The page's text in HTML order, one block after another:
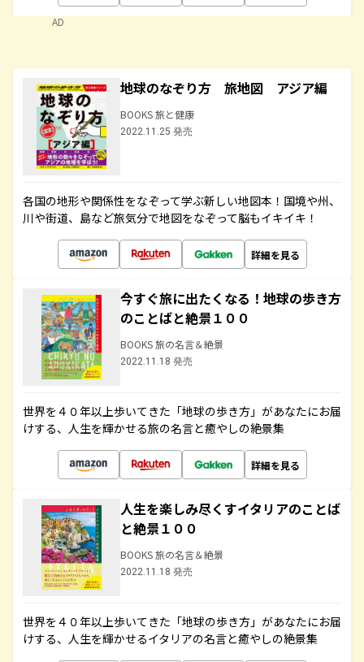
AD
地球のなぞり方 旅地図 アジア編
BOOKS 旅と健康
2022.11.25 発売
各国の地形や関係性をなぞって学ぶ新しい地図本！国境や州、
川や街道、島など旅気分で地図をなぞって脳もイキイキ！
詳細を見る
今すぐ旅に出たくなる！地球の歩き方
のことばと絶景１００
BOOKS 旅の名言＆絶景
2022.11.18 発売
世界を４０年以上歩いてきた「地球の歩き方」があなたにお届
けする、人生を輝かせる旅の名言と癒やしの絶景集
詳細を見る
人生を楽しみ尽くすイタリアのことば
と絶景１００
BOOKS 旅の名言＆絶景
2022.11.18 発売
世界を４０年以上歩いてきた「地球の歩き方」があなたにお届
けする、人生を輝かせるイタリアの名言と癒やしの絶景集